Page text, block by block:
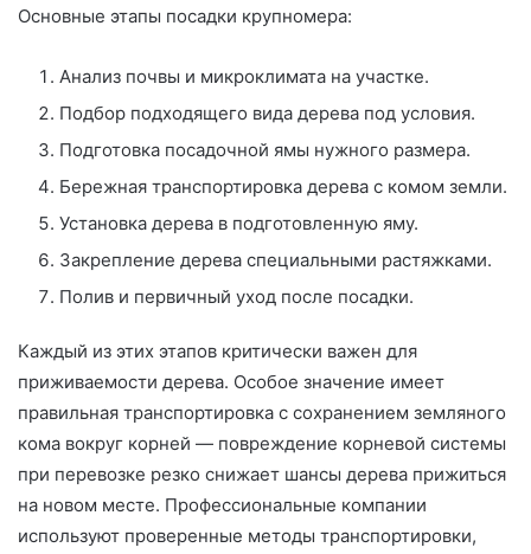
Основные этапы посадки крупномера:
Анализ почвы и микроклимата на участке.
Подбор подходящего вида дерева под условия.
Подготовка посадочной ямы нужного размера.
Бережная транспортировка дерева с комом земли.
Установка дерева в подготовленную яму.
Закрепление дерева специальными растяжками.
Полив и первичный уход после посадки.
Каждый из этих этапов критически важен для
приживаемости дерева. Особое значение имеет
правильная транспортировка с сохранением земляного
кома вокруг корней — повреждение корневой системы
при перевозке резко снижает шансы дерева прижиться
на новом месте. Профессиональные компании
используют проверенные методы транспортировки,